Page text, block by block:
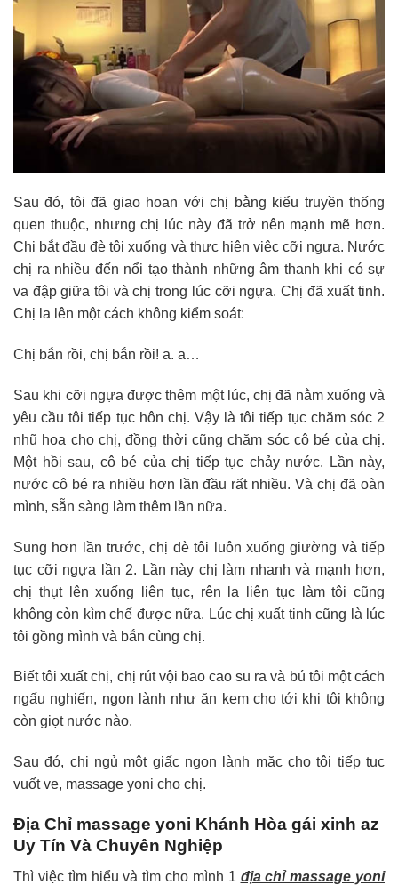
Sau đó, tôi đã giao hoan với chị bằng kiểu truyền thống
quen thuộc, nhưng chị lúc này đã trở nên mạnh mẽ hơn.
Chị bắt đầu đè tôi xuống và thực hiện việc cỡi ngựa. Nước
chị ra nhiều đến nổi tạo thành những âm thanh khi có sự
va đập giữa tôi và chị trong lúc cỡi ngựa. Chị đã xuất tinh.
Chị la lên một cách không kiểm soát:
Chị bắn rồi, chị bắn rồi! a. a…
Sau khi cỡi ngựa được thêm một lúc, chị đã nằm xuống và
yêu cầu tôi tiếp tục hôn chị. Vậy là tôi tiếp tục chăm sóc 2
nhũ hoa cho chị, đồng thời cũng chăm sóc cô bé của chị.
Một hồi sau, cô bé của chị tiếp tục chảy nước. Lần này,
nước cô bé ra nhiều hơn lần đầu rất nhiều. Và chị đã oàn
mình, sẵn sàng làm thêm lần nữa.
Sung hơn lần trước, chị đè tôi luôn xuống giường và tiếp
tục cỡi ngựa lần 2. Lần này chị làm nhanh và mạnh hơn,
chị thụt lên xuống liên tục, rên la liên tục làm tôi cũng
không còn kìm chế được nữa. Lúc chị xuất tinh cũng là lúc
tôi gồng mình và bắn cùng chị.
Biết tôi xuất chị, chị rút vội bao cao su ra và bú tôi một cách
ngấu nghiến, ngon lành như ăn kem cho tới khi tôi không
còn giọt nước nào.
Sau đó, chị ngủ một giấc ngon lành mặc cho tôi tiếp tục
vuốt ve, massage yoni cho chị.
Địa Chỉ massage yoni Khánh Hòa gái xinh az
Uy Tín Và Chuyên Nghiệp
Thì việc tìm hiểu và tìm cho mình 1 địa chỉ massage yoni